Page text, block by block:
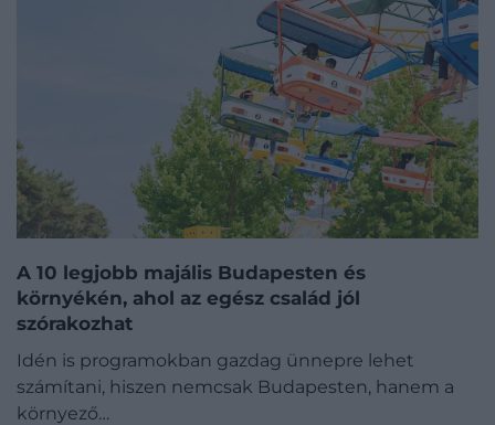
A 10 legjobb majális Budapesten és
környékén, ahol az egész család jól
szórakozhat
Idén is programokban gazdag ünnepre lehet
számítani, hiszen nemcsak Budapesten, hanem a
környező…